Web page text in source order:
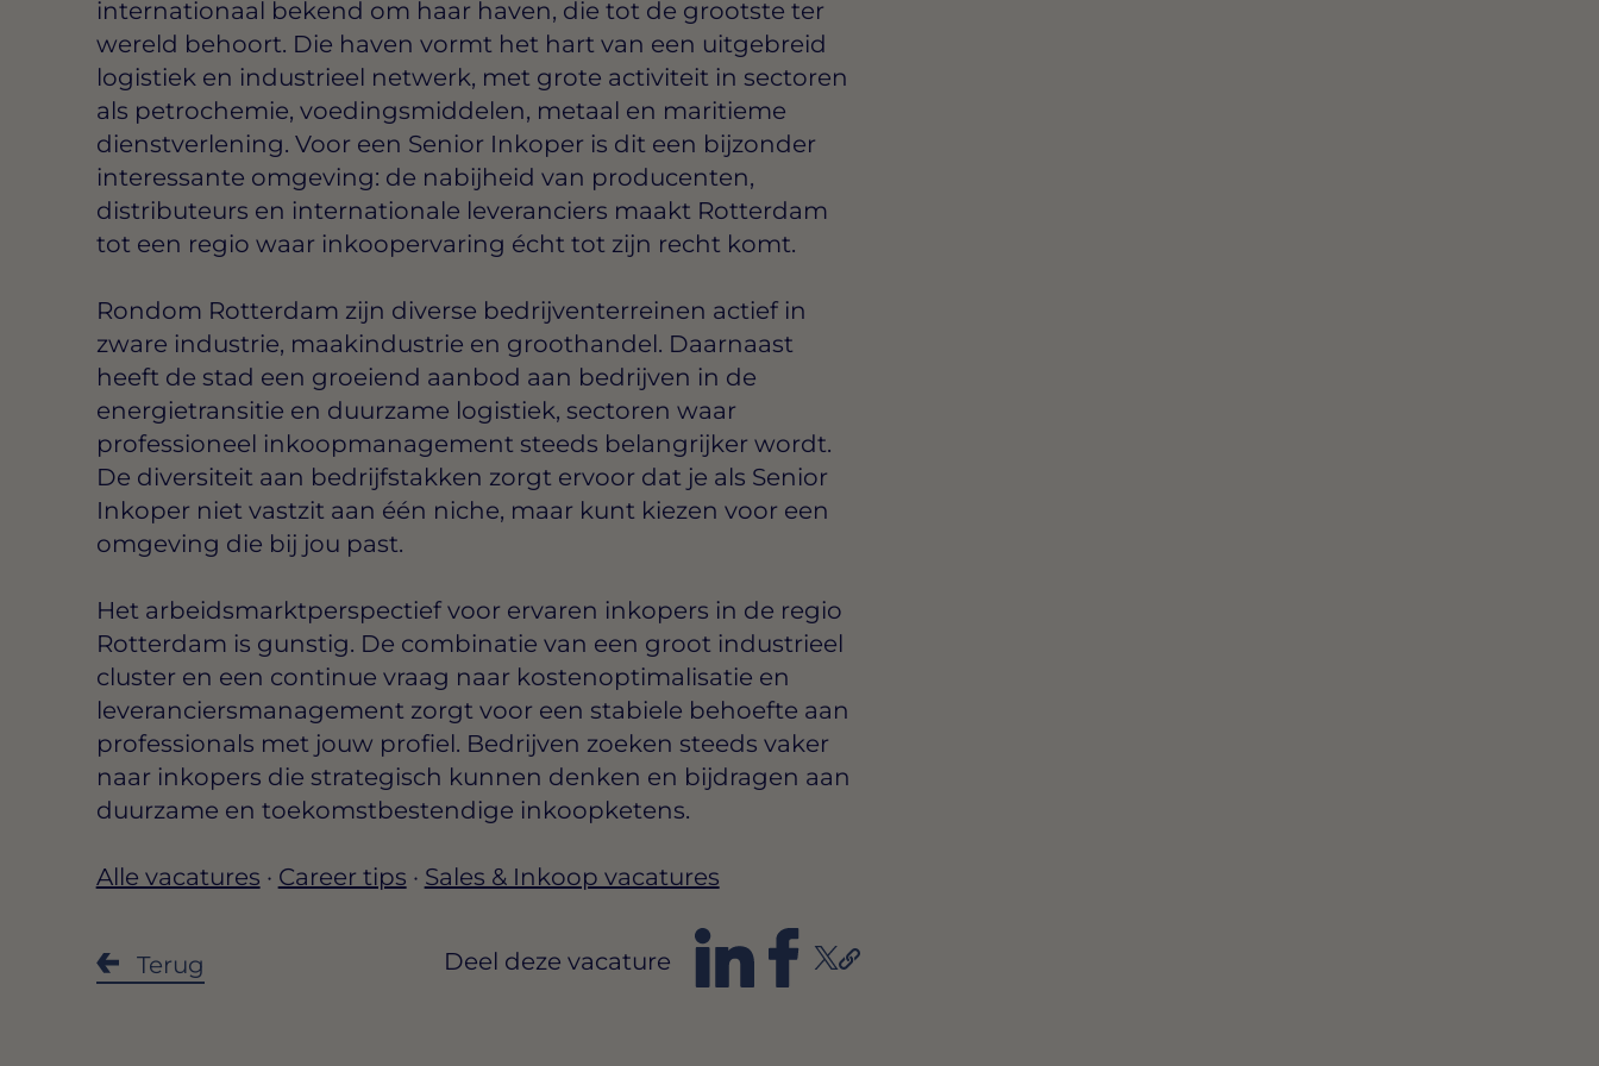
internationaal bekend om haar haven, die tot de grootste ter
wereld behoort. Die haven vormt het hart van een uitgebreid
logistiek en industrieel netwerk, met grote activiteit in sectoren
als petrochemie, voedingsmiddelen, metaal en maritieme
dienstverlening. Voor een Senior Inkoper is dit een bijzonder
interessante omgeving: de nabijheid van producenten,
distributeurs en internationale leveranciers maakt Rotterdam
tot een regio waar inkoopervaring écht tot zijn recht komt.
Rondom Rotterdam zijn diverse bedrijventerreinen actief in
zware industrie, maakindustrie en groothandel. Daarnaast
heeft de stad een groeiend aanbod aan bedrijven in de
energietransitie en duurzame logistiek, sectoren waar
professioneel inkoopmanagement steeds belangrijker wordt.
De diversiteit aan bedrijfstakken zorgt ervoor dat je als Senior
Inkoper niet vastzit aan één niche, maar kunt kiezen voor een
omgeving die bij jou past.
Het arbeidsmarktperspectief voor ervaren inkopers in de regio
Rotterdam is gunstig. De combinatie van een groot industrieel
cluster en een continue vraag naar kostenoptimalisatie en
leveranciersmanagement zorgt voor een stabiele behoefte aan
professionals met jouw profiel. Bedrijven zoeken steeds vaker
naar inkopers die strategisch kunnen denken en bijdragen aan
duurzame en toekomstbestendige inkoopketens.
Alle vacatures · Career tips · Sales & Inkoop vacatures
Terug Deel deze vacature